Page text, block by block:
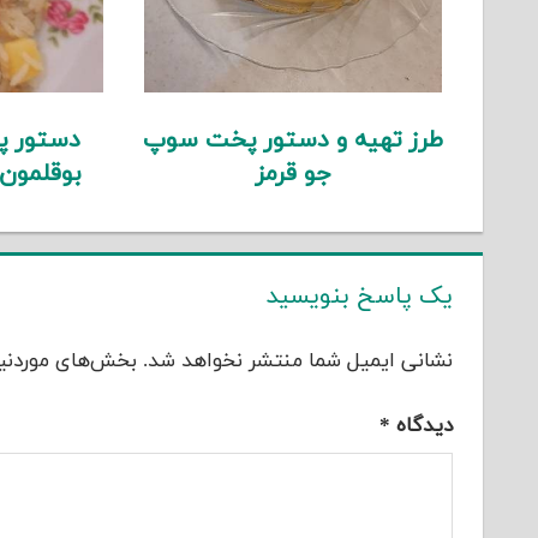
طرز تهیه و دستور پخت سوپ
جو قرمز
دستور
یک پاسخ بنویسید
نشانی ایمیل شما منتشر نخواهد شد. بخش‌های
دیدگاه *